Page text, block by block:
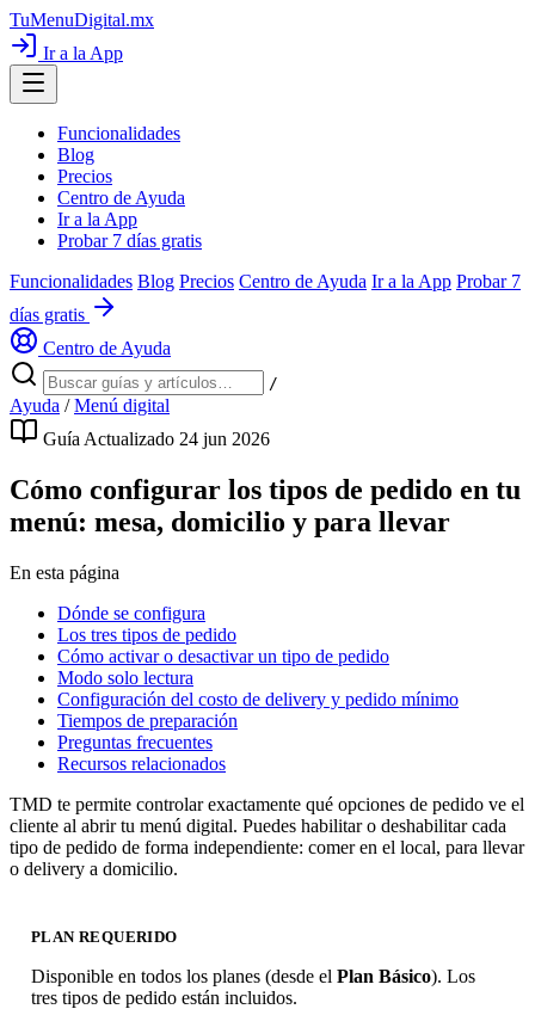
TuMenuDigital.mx
Ir a la App
Funcionalidades
Blog
Precios
Centro de Ayuda
Ir a la App
Probar 7 días gratis
Funcionalidades Blog Precios Centro de Ayuda Ir a la App Probar 7
días gratis
Centro de Ayuda
/
Ayuda / Menú digital
Guía Actualizado 24 jun 2026
Cómo configurar los tipos de pedido en tu
menú: mesa, domicilio y para llevar
En esta página
Dónde se configura
Los tres tipos de pedido
Cómo activar o desactivar un tipo de pedido
Modo solo lectura
Configuración del costo de delivery y pedido mínimo
Tiempos de preparación
Preguntas frecuentes
Recursos relacionados
TMD te permite controlar exactamente qué opciones de pedido ve el
cliente al abrir tu menú digital. Puedes habilitar o deshabilitar cada
tipo de pedido de forma independiente: comer en el local, para llevar
o delivery a domicilio.
PLAN REQUERIDO
Disponible en todos los planes (desde el Plan Básico). Los
tres tipos de pedido están incluidos.